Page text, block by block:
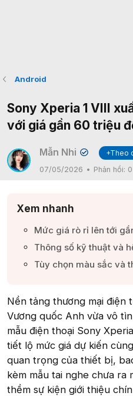
Android
Sony Xperia 1 VIII
với giá gần 60 triệu
Mẫn Nhi ✔
+Theo
07/05/2026
Phản hồi: 0
Xem nhanh
Mức giá rò rỉ lên tới
Thông số kỹ thuật và
Tùy chọn màu sắc và
Nền tảng thương mại điện
Vương quốc Anh vừa vô
mẫu điện thoại Sony
tiết lộ mức giá dự kiến
quan trọng của thiết bị,
kèm mẫu tai nghe chưa ra
thềm sự kiện giới thiệu